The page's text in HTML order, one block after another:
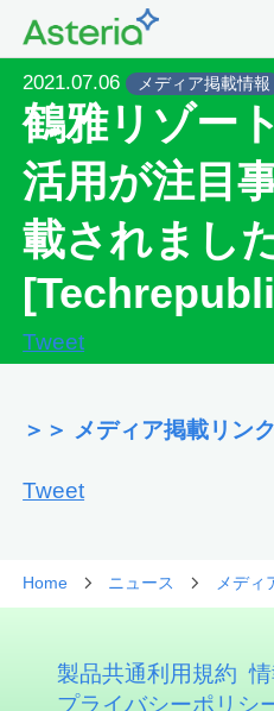
2021.07.06 メディア掲載情報
鶴雅リゾー
活用が注目
載されました
Tweet
＞＞ メディア掲載リン
Tweet
Home ニュース メディ
製品共通利用規約
プライバシーポリシ